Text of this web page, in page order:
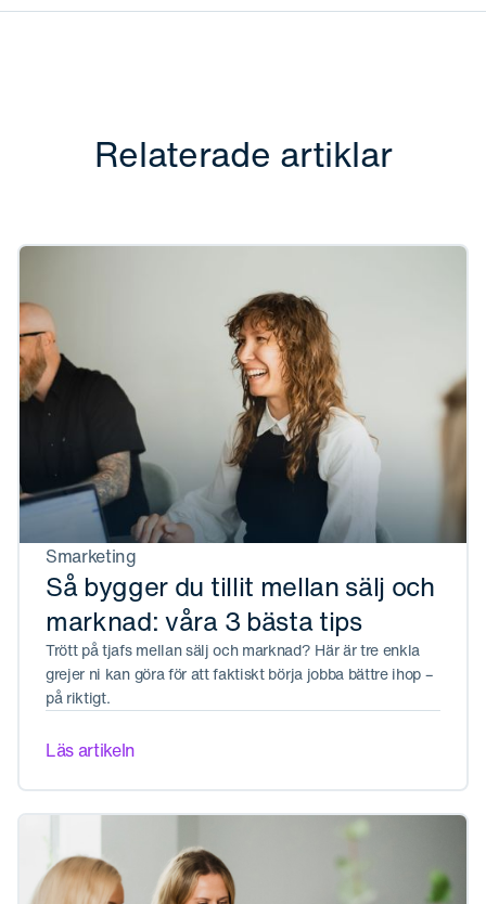
Relaterade artiklar
Smarketing
Så bygger du tillit mellan sälj och
marknad: våra 3 bästa tips
Trött på tjafs mellan sälj och marknad? Här är tre enkla
grejer ni kan göra för att faktiskt börja jobba bättre ihop –
på riktigt.
Läs artikeln